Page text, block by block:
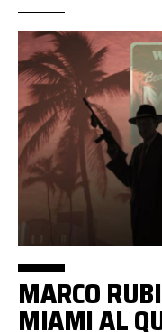
MARCO
MIAMI AL